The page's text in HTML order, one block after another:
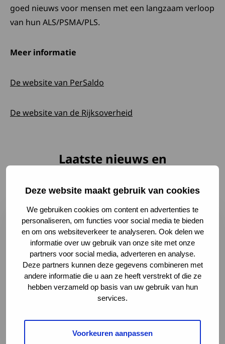
Deze website maakt gebruik van cookies
We gebruiken cookies om content en advertenties te
personaliseren, om functies voor social media te bieden
en om ons websiteverkeer te analyseren. Ook delen we
informatie over uw gebruik van onze site met onze
partners voor social media, adverteren en analyse.
Deze partners kunnen deze gegevens combineren met
andere informatie die u aan ze heeft verstrekt of die ze
hebben verzameld op basis van uw gebruik van hun
services.
Voorkeuren aanpassen
goed nieuws voor mensen met een langzaam verloop
van hun ALS/PSMA/PLS.
Meer informatie
De website van PerSaldo
De website van de Rijksoverheid
Laatste nieuws en